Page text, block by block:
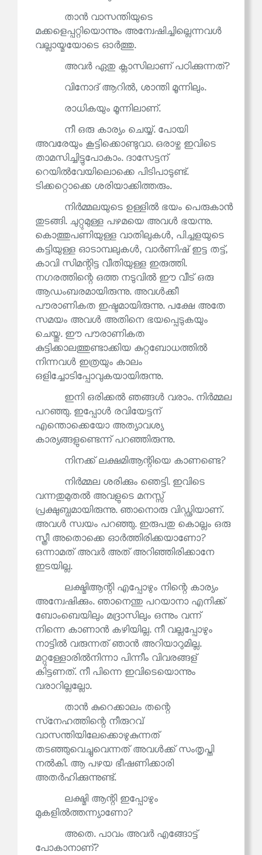
താൻ വാസന്തിയുടെ
മക്കളെപ്പറ്റിയൊന്നും അന്വേഷിച്ചില്ലെന്നവൾ
വല്ലായ്മയോടെ ഓർത്തു.
അവർ ഏതു ക്ലാസിലാണ് പഠിക്കുന്നത്?
വിനോദ് ആറിൽ, ശാന്തി മൂന്നിലും.
രാധികയും മൂന്നിലാണ്.
നീ ഒരു കാര്യം ചെയ്യ്. പോയി
അവരേയും കൂട്ടിക്കൊണ്ടുവാ. ഒരാഴ്ച ഇവിടെ
താമസിച്ചിട്ടുപോകാം. ദാസേട്ടന്
റെയിൽവേയിലൊക്കെ പിടിപാടുണ്ട്.
ടിക്കറ്റൊക്കെ ശരിയാക്കിത്തരും.
നിർമ്മലയുടെ ഉള്ളിൽ ഭയം പെരുകാൻ
തുടങ്ങി. ചുറ്റുമുള്ള പഴമയെ അവൾ ഭയന്നു.
കൊത്തുപണിയുള്ള വാതിലുകൾ, പിച്ചളയുടെ
കട്ടിയുള്ള ഓടാമ്പലുകൾ, വാർണിഷ് ഇട്ട തട്ട്,
കാവി സിമന്റിട്ട വീതിയുള്ള ഇരുത്തി.
നഗരത്തിന്റെ ഒത്ത നടുവിൽ ഈ വീട് ഒരു
ആഡംബരമായിരുന്നു. അവൾക്കീ
പൗരാണികത ഇഷ്ടമായിരുന്നു. പക്ഷേ അതേ
സമയം അവൾ അതിനെ ഭയപ്പെടുകയും
ചെയ്തു. ഈ പൗരാണികത
കുട്ടിക്കാലത്തുണ്ടാക്കിയ കുറ്റബോധത്തിൽ
നിന്നവൾ ഇത്രയും കാലം
ഒളിച്ചോടിപ്പോവുകയായിരുന്നു.
ഇനി ഒരിക്കൽ ഞങ്ങൾ വരാം. നിർമ്മല
പറഞ്ഞു. ഇപ്പോൾ രവിയേട്ടന്
എന്തൊക്കെയോ അത്യാവശ്യ
കാര്യങ്ങളുണ്ടെന്ന് പറഞ്ഞിരുന്നു.
നിനക്ക് ലക്ഷമിആന്റിയെ കാണണ്ടെ?
നിർമ്മല ശരിക്കും ഞെട്ടി. ഇവിടെ
വന്നതുമുതൽ അവളുടെ മനസ്സ്
പ്രക്ഷുബ്ധമായിരുന്നു. ഞാനൊരു വിഡ്ഢിയാണ്.
അവൾ സ്വയം പറഞ്ഞു. ഇരുപതു കൊല്ലം ഒരു
സ്ത്രീ അതൊക്കെ ഓർത്തിരിക്കയാണോ?
ഒന്നാമത് അവർ അത് അറിഞ്ഞിരിക്കാനേ
ഇടയില്ല.
ലക്ഷ്മിആന്റി എപ്പോഴും നിന്റെ കാര്യം
അന്വേഷിക്കും. ഞാനെന്തു പറയാനാ എനിക്ക്
ബോംബെയിലും മദ്രാസിലും ഒന്നും വന്ന്
നിന്നെ കാണാൻ കഴിയില്ല. നീ വല്ലപ്പോഴും
നാട്ടിൽ വരുന്നത് ഞാൻ അറിയാറുമില്ല.
മറ്റുള്ളോരിൽനിന്നാ പിന്നീം വിവരങ്ങള്
കിട്ടണത്. നീ പിന്നെ ഇവിടെയൊന്നും
വരാറില്ലല്ലോ.
താൻ കുറെക്കാലം തന്റെ
സ്‌നേഹത്തിന്റെ നീരുറവ്
വാസന്തിയിലേക്കൊഴുകുന്നത്
തടഞ്ഞുവെച്ചുവെന്നത് അവൾക്ക് സംതൃപ്തി
നൽകി. ആ പഴയ ഭീഷണിക്കാരി
അതർഹിക്കുന്നുണ്ട്.
ലക്ഷ്മി ആന്റി ഇപ്പോഴും
മുകളിൽത്തന്ന്യാണോ?
അതെ. പാവം അവർ എങ്ങോട്ട്
പോകാനാണ്?